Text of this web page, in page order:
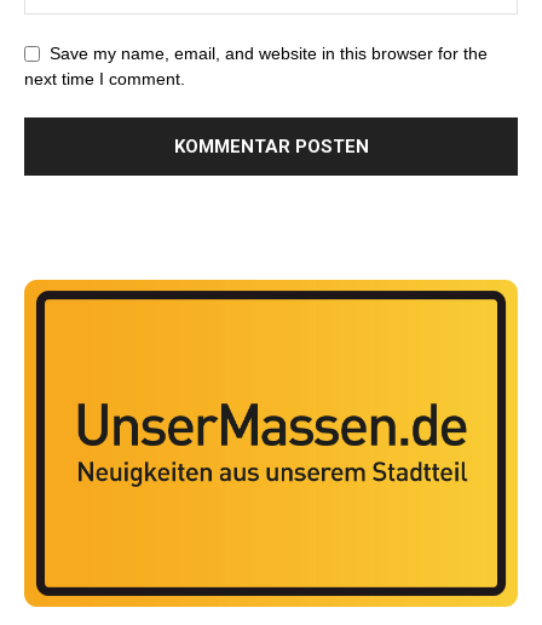
Save my name, email, and website in this browser for the
next time I comment.